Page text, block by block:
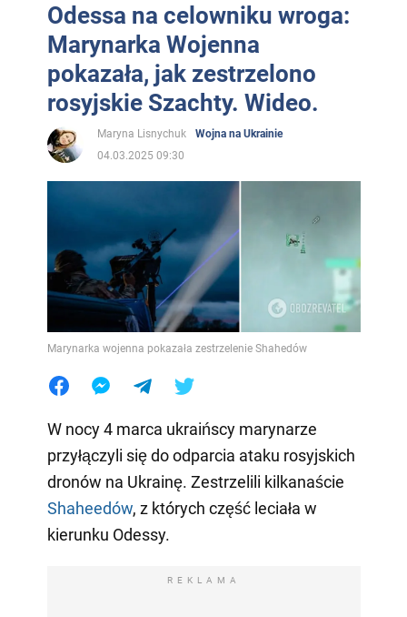
Odessa na celowniku wroga:
Marynarka Wojenna
pokazała, jak zestrzelono
rosyjskie Szachty. Wideo.
Maryna Lisnychuk
Wojna na Ukrainie
04.03.2025 09:30
Marynarka wojenna pokazała zestrzelenie Shahedów
W nocy 4 marca ukraińscy marynarze
przyłączyli się do odparcia ataku rosyjskich
dronów na Ukrainę. Zestrzelili kilkanaście
Shaheedów, z których część leciała w
kierunku Odessy.
REKLAMA